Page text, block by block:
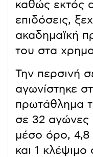
καθώς εκτός
επιδόσεις,
ακαδημαϊκή
του στα
Την περσινή
αγωνίστηκε
πρωτάθλημα
σε 32 αγώνες
μέσο όρο, 4,8
και 1